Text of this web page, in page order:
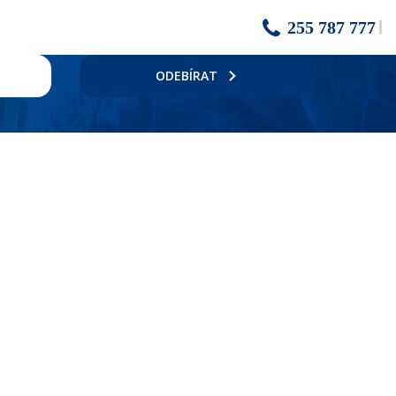
255 787 777
aquaparků v Hurghadě, profesionální fitness centrum nebo
ODEBÍRAT